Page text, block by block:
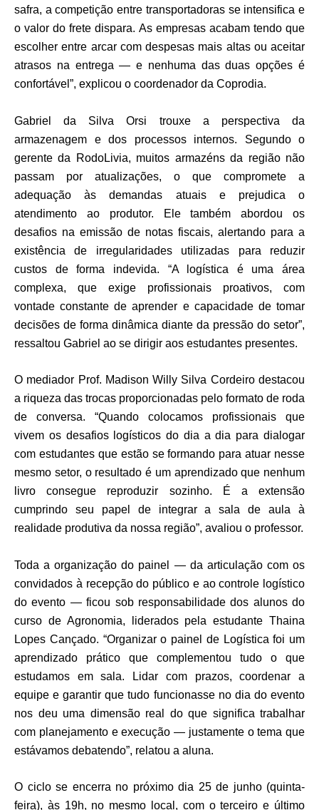
safra, a competição entre transportadoras se intensifica e
o valor do frete dispara. As empresas acabam tendo que
escolher entre arcar com despesas mais altas ou aceitar
atrasos na entrega — e nenhuma das duas opções é
confortável”, explicou o coordenador da Coprodia.
Gabriel da Silva Orsi trouxe a perspectiva da
armazenagem e dos processos internos. Segundo o
gerente da RodoLivia, muitos armazéns da região não
passam por atualizações, o que compromete a
adequação às demandas atuais e prejudica o
atendimento ao produtor. Ele também abordou os
desafios na emissão de notas fiscais, alertando para a
existência de irregularidades utilizadas para reduzir
custos de forma indevida. “A logística é uma área
complexa, que exige profissionais proativos, com
vontade constante de aprender e capacidade de tomar
decisões de forma dinâmica diante da pressão do setor”,
ressaltou Gabriel ao se dirigir aos estudantes presentes.
O mediador Prof. Madison Willy Silva Cordeiro destacou
a riqueza das trocas proporcionadas pelo formato de roda
de conversa. “Quando colocamos profissionais que
vivem os desafios logísticos do dia a dia para dialogar
com estudantes que estão se formando para atuar nesse
mesmo setor, o resultado é um aprendizado que nenhum
livro consegue reproduzir sozinho. É a extensão
cumprindo seu papel de integrar a sala de aula à
realidade produtiva da nossa região”, avaliou o professor.
Toda a organização do painel — da articulação com os
convidados à recepção do público e ao controle logístico
do evento — ficou sob responsabilidade dos alunos do
curso de Agronomia, liderados pela estudante Thaina
Lopes Cançado. “Organizar o painel de Logística foi um
aprendizado prático que complementou tudo o que
estudamos em sala. Lidar com prazos, coordenar a
equipe e garantir que tudo funcionasse no dia do evento
nos deu uma dimensão real do que significa trabalhar
com planejamento e execução — justamente o tema que
estávamos debatendo”, relatou a aluna.
O ciclo se encerra no próximo dia 25 de junho (quinta-
feira), às 19h, no mesmo local, com o terceiro e último